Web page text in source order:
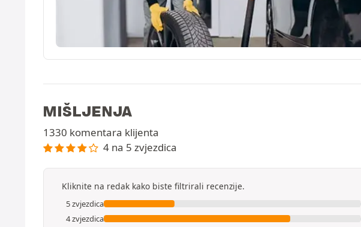
MIŠLJENJA
1330 komentara klijenta
4 na 5 zvjezdica
Kliknite na redak kako biste filtrirali recenzije.
5 zvjezdica
4 zvjezdica